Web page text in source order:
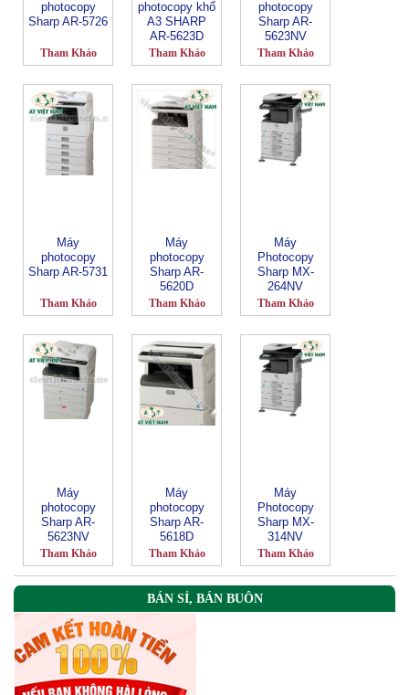
photocopy
Sharp AR-5726
Tham Khảo
photocopy khổ
A3 SHARP
AR-5623D
Tham Khảo
photocopy
Sharp AR-
5623NV
Tham Khảo
Máy
photocopy
Sharp AR-5731
Tham Khảo
Máy
photocopy
Sharp AR-
5620D
Tham Khảo
Máy
Photocopy
Sharp MX-
264NV
Tham Khảo
Máy
photocopy
Sharp AR-
5623NV
Tham Khảo
Máy
photocopy
Sharp AR-
5618D
Tham Khảo
Máy
Photocopy
Sharp MX-
314NV
Tham Khảo
BÁN SỈ, BÁN BUÔN